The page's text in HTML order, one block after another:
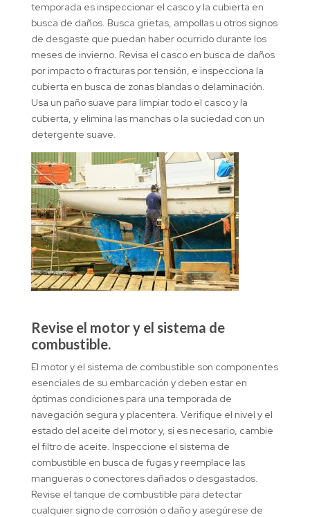
temporada es inspeccionar el casco y la cubierta en
busca de daños. Busca grietas, ampollas u otros signos
de desgaste que puedan haber ocurrido durante los
meses de invierno. Revisa el casco en busca de daños
por impacto o fracturas por tensión, e inspecciona la
cubierta en busca de zonas blandas o delaminación.
Usa un paño suave para limpiar todo el casco y la
cubierta, y elimina las manchas o la suciedad con un
detergente suave.
Revise el motor y el sistema de
combustible.
El motor y el sistema de combustible son componentes
esenciales de su embarcación y deben estar en
óptimas condiciones para una temporada de
navegación segura y placentera. Verifique el nivel y el
estado del aceite del motor y, si es necesario, cambie
el filtro de aceite. Inspeccione el sistema de
combustible en busca de fugas y reemplace las
mangueras o conectores dañados o desgastados.
Revise el tanque de combustible para detectar
cualquier signo de corrosión o daño y asegúrese de